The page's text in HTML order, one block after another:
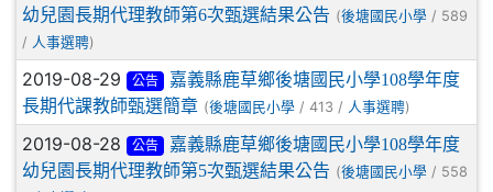
幼兒園長期代理教師第6次甄選結果公告 (後塘國民小學 / 589
/ 人事選聘)
2019-08-29 公告
嘉義縣鹿草鄉後塘國民小學108學年度
長期代課教師甄選簡章 (後塘國民小學 / 413 / 人事選聘)
2019-08-28 公告
嘉義縣鹿草鄉後塘國民小學108學年度
幼兒園長期代理教師第5次甄選結果公告 (後塘國民小學 / 558